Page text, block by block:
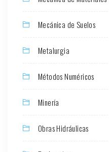
Mecánica de Suelos
Metalurgia
Métodos Numéricos
Minería
Obras Hidráulicas